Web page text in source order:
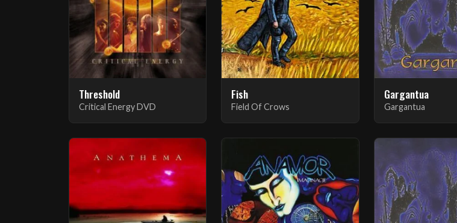
Threshold
Critical Energy DVD
Fish
Field Of Crows
Gargantua
Gargantua